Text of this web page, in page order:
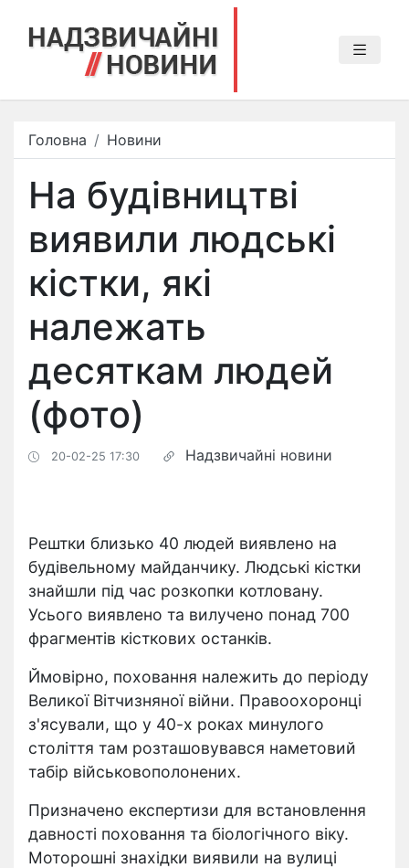
Головна Новини
На будівництві
виявили людські
кістки, які
належать
десяткам людей
(фото)
20-02-25 17:30 Надзвичайні новини
Рештки близько 40 людей виявлено на
будівельному майданчику. Людські кістки
знайшли під час розкопки котловану.
Усього виявлено та вилучено понад 700
фрагментів кісткових останків.
Ймовірно, поховання належить до періоду
Великої Вітчизняної війни. Правоохоронці
з'ясували, що у 40-х роках минулого
століття там розташовувався наметовий
табір військовополонених.
Призначено експертизи для встановлення
давності поховання та біологічного віку.
Моторошні знахідки виявили на вулиці